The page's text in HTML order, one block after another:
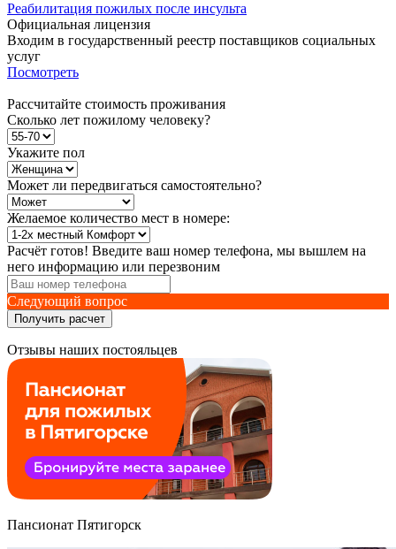
Реабилитация пожилых после инсульта
Официальная лицензия
Входим в государственный реестр поставщиков социальных
услуг
Посмотреть
Рассчитайте стоимость проживания
Сколько лет пожилому человеку?
Укажите пол
Может ли передвигаться самостоятельно?
Желаемое количество мест в номере:
Расчёт готов! Введите ваш номер телефона, мы вышлем на
него информацию или перезвоним
Следующий вопрос
Получить расчет
Отзывы наших постояльцев
Пансионат Пятигорск